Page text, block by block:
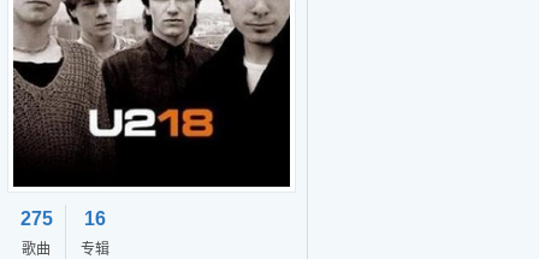
275
歌曲
16
专辑